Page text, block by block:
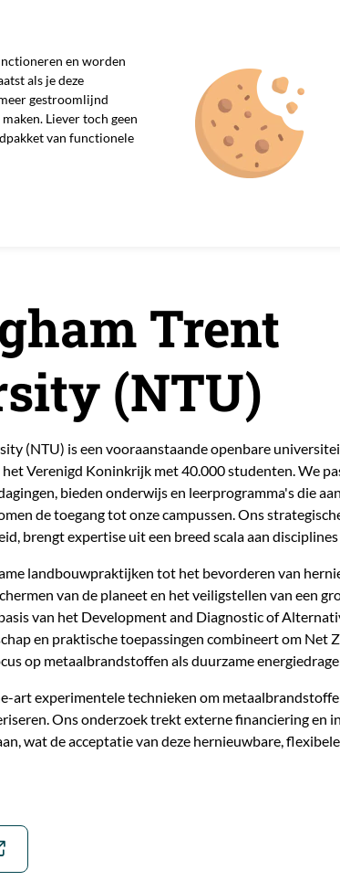
Power
Aluminium Power
Projecten
Zink Power
Projecten
Trent
(NTU)
(NTU) is een vooraanstaande openbare
Verenigd Koninkrijk met 40.000 studenten. We
bieden onderwijs en leerprogramma's die
de toegang tot onze campussen. Ons
brengt expertise uit een breed scala aan disciplines
landbouwpraktijken tot het bevorderen van
van de planeet en het veiligstellen van een
van het Development and Diagnostic of
en praktische toepassingen combineert om Net
op metaalbrandstoffen als duurzame
art experimentele technieken om
Ons onderzoek trekt externe financiering en
wat de acceptatie van deze hernieuwbare,
en worden
als je deze
gestroomlijnd
Liever toch geen
van functionele